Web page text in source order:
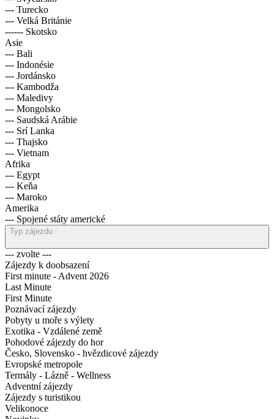
--- Turecko
--- Velká Británie
------ Skotsko
Asie
--- Bali
--- Indonésie
--- Jordánsko
--- Kambodža
--- Maledivy
--- Mongolsko
--- Saudská Arábie
--- Srí Lanka
--- Thajsko
--- Vietnam
Afrika
--- Egypt
--- Keňa
--- Maroko
Amerika
--- Spojené státy americké
Typ zájezdu
--- zvolte ---
Zájezdy k doobsazení
First minute - Advent 2026
Last Minute
First Minute
Poznávací zájezdy
Pobyty u moře s výlety
Exotika - Vzdálené země
Pohodové zájezdy do hor
Česko, Slovensko - hvězdicové zájezdy
Evropské metropole
Termály - Lázně - Wellness
Adventní zájezdy
Zájezdy s turistikou
Velikonoce